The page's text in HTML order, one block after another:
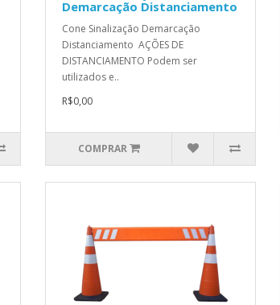
Demarcação Distanciamento
Cone Sinalização Demarcação
Distanciamento AÇÕES DE
DISTANCIAMENTO Podem ser
utilizados e..
R$0,00
COMPRAR